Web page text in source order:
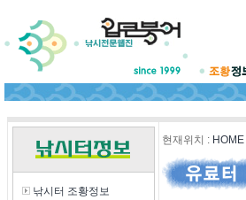
낚시터 조황정보
현재위치 : HOME